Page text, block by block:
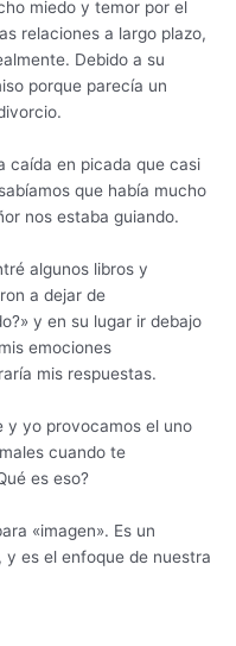
miedo y temor por el
relaciones a largo plazo,
Debido a su
porque parecía un
caída en picada que casi
que había mucho
nos estaba guiando.
algunos libros y
a dejar de
y en su lugar ir debajo
emociones
mis respuestas.
y yo provocamos el uno
cuando te
es eso?
«imagen». Es un
es el enfoque de nuestra